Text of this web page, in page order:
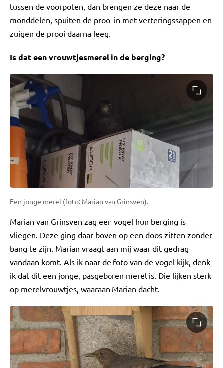
tussen de voorpoten, dan brengen ze deze naar de
monddelen, spuiten de prooi in met verteringssappen en
zuigen de prooi daarna leeg.
Is dat een vrouwtjesmerel in de berging?
Een jonge merel (foto: Marian van Grinsven).
Marian van Grinsven zag een vogel hun berging is
vliegen. Deze ging daar boven op een doos zitten zonder
bang te zijn. Marian vraagt aan mij waar dit gedrag
vandaan komt. Als ik naar de foto van de vogel kijk, denk
ik dat dit een jonge, pasgeboren merel is. Die lijken sterk
op merelvrouwtjes, waaraan Marian dacht.